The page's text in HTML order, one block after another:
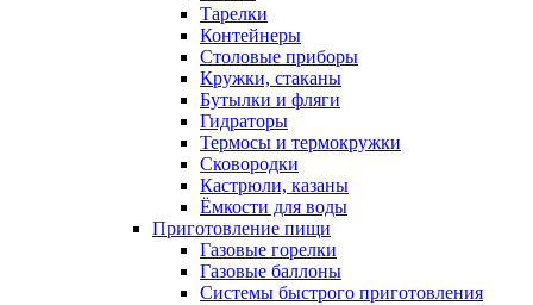
Тарелки
Контейнеры
Столовые приборы
Кружки, стаканы
Бутылки и фляги
Гидраторы
Термосы и термокружки
Сковородки
Кастрюли, казаны
Ёмкости для воды
Приготовление пищи
Газовые горелки
Газовые баллоны
Системы быстрого приготовления